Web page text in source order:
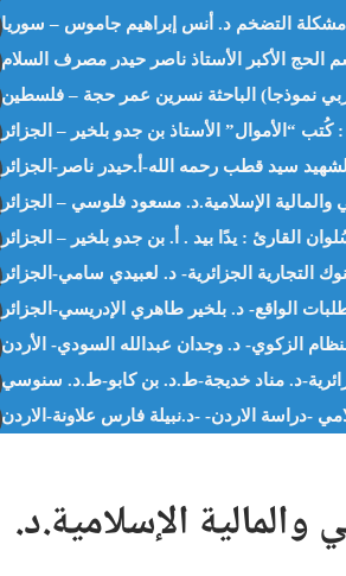
الأكبر الأستاذ ناصر حيدر مصرف السلام
والمالية الإسلامية.د. مسعود فلوسي – الجزائر
القارئ : يدًا بيد . أ. بن جدو بلخير – الجزائر
د. مناد خديجة-ط.د. بن كابو-ط.د. سنوسي
الإسلامية.د.